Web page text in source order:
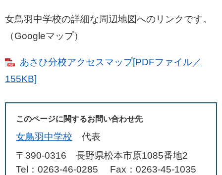
女鳥羽中学校の詳細な周辺地図へのリンクです。
（Googleマップ）
あさひ分校アクセスマップ[PDFファイル／
155KB]
このページに関するお問い合わせ先
女鳥羽中学校
代表
〒390-0316
長野県松本市原1085番地2
Tel：0263-46-0285
Fax：0263-45-1035